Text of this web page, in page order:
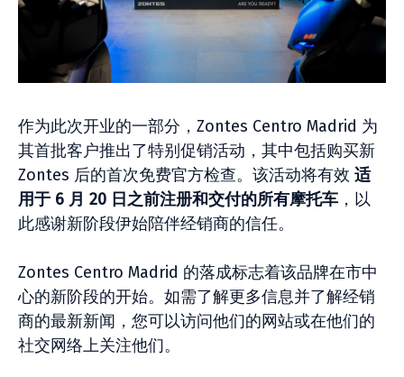
作为此次开业的一部分，Zontes Centro Madrid 为
其首批客户推出了特别促销活动，其中包括购买新
Zontes 后的首次免费官方检查。该活动将有效 适
用于 6 月 20 日之前注册和交付的所有摩托车 ，以
此感谢新阶段伊始陪伴经销商的信任。
Zontes Centro Madrid 的落成标志着该品牌在市中
心的新阶段的开始。如需了解更多信息并了解经销
商的最新新闻，您可以访问他们的网站或在他们的
社交网络上关注他们。